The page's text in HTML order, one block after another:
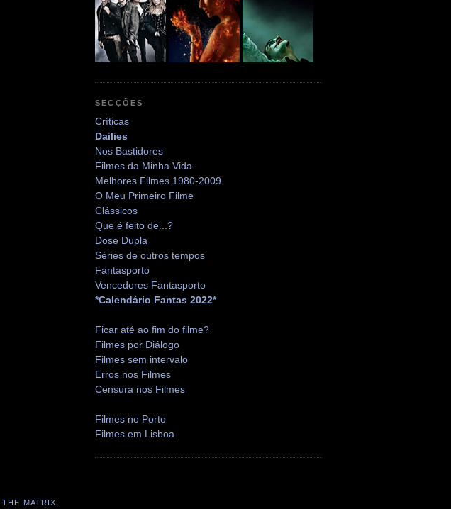
,THE MATRIX
SECÇÕES
Críticas
Dailies
Nos Bastidores
Filmes da Minha Vida
Melhores Filmes 1980-2009
O Meu Primeiro Filme
Clássicos
Que é feito de...?
Dose Dupla
Séries de outros tempos
Fantasporto
Vencedores Fantasporto
*Calendário Fantas 2022*
Ficar até ao fim do filme?
Filmes por Diálogo
Filmes sem intervalo
Erros nos Filmes
Censura nos Filmes
Filmes no Porto
Filmes em Lisboa